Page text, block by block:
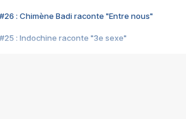
#26 : Chimène Badi raconte "Entre nous"
#25 : Indochine raconte "3e sexe"